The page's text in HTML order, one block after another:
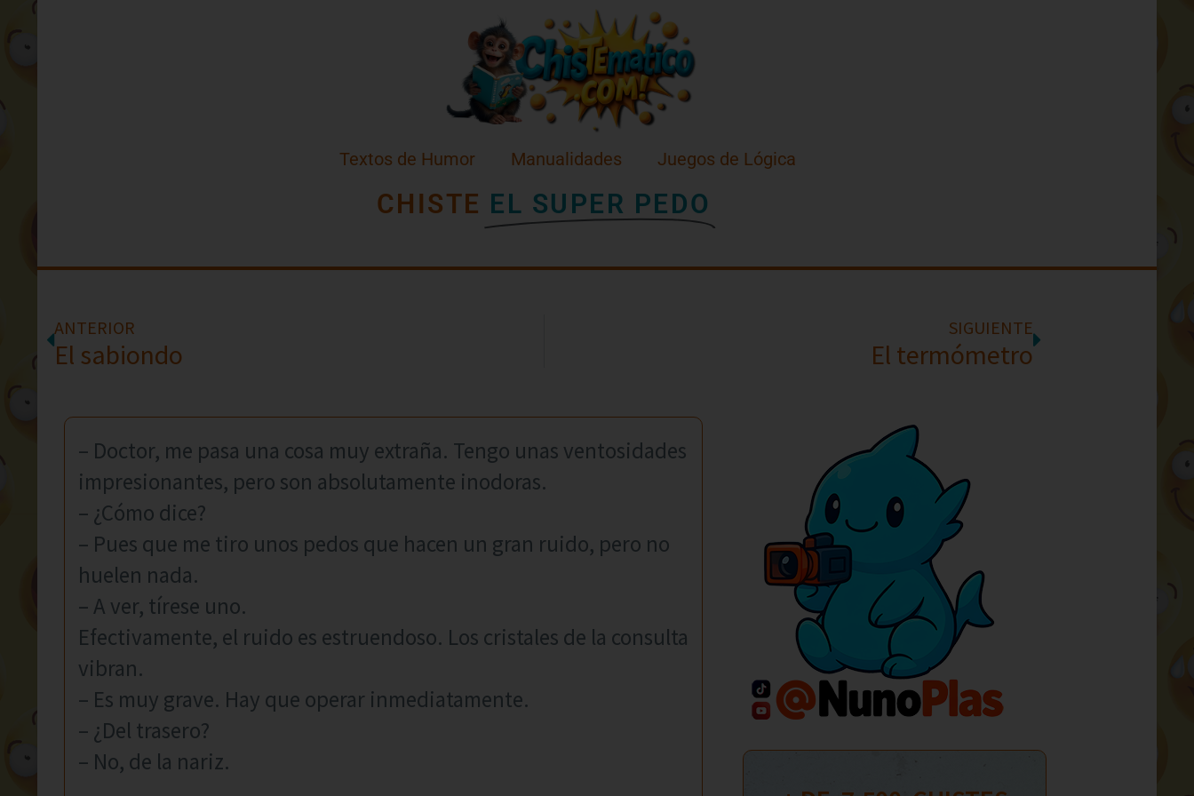
Textos de Humor Manualidades Juegos de Lógica
CHISTE EL SUPER PEDO
ANTERIOR
El sabiondo
SIGUIENTE
El termómetro
– Doctor, me pasa una cosa muy extraña. Tengo unas ventosidades
impresionantes, pero son absolutamente inodoras.
– ¿Cómo dice?
– Pues que me tiro unos pedos que hacen un gran ruido, pero no
huelen nada.
– A ver, tírese uno.
Efectivamente, el ruido es estruendoso. Los cristales de la consulta
vibran.
– Es muy grave. Hay que operar inmediatamente.
– ¿Del trasero?
– No, de la nariz.